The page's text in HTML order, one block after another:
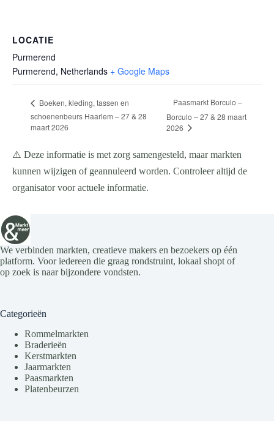
LOCATIE
Purmerend
Purmerend, Netherlands + Google Maps
Boeken, kleding, tassen en
schoenenbeurs Haarlem – 27 & 28
maart 2026
Paasmarkt Borculo –
Borculo – 27 & 28 maart
2026
⚠️ Deze informatie is met zorg samengesteld, maar markten
kunnen wijzigen of geannuleerd worden. Controleer altijd de
organisator voor actuele informatie.
We verbinden markten, creatieve makers en bezoekers op één
platform. Voor iedereen die graag rondstruint, lokaal shopt of
op zoek is naar bijzondere vondsten.
Categorieën
Rommelmarkten
Braderieën
Kerstmarkten
Jaarmarkten
Paasmarkten
Platenbeurzen